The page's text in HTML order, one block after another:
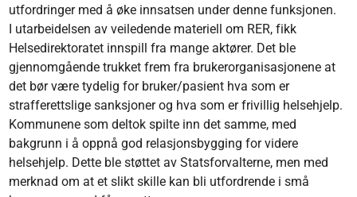
utfordringer med å øke innsatsen under denne funksjonen.
I utarbeidelsen av veiledende materiell om RER, fikk
Helsedirektoratet innspill fra mange aktører. Det ble
gjennomgående trukket frem fra brukerorganisasjonene at
det bør være tydelig for bruker/pasient hva som er
strafferettslige sanksjoner og hva som er frivillig helsehjelp.
Kommunene som deltok spilte inn det samme, med
bakgrunn i å oppnå god relasjonsbygging for videre
helsehjelp. Dette ble støttet av Statsforvalterne, men med
merknad om at et slikt skille kan bli utfordrende i små